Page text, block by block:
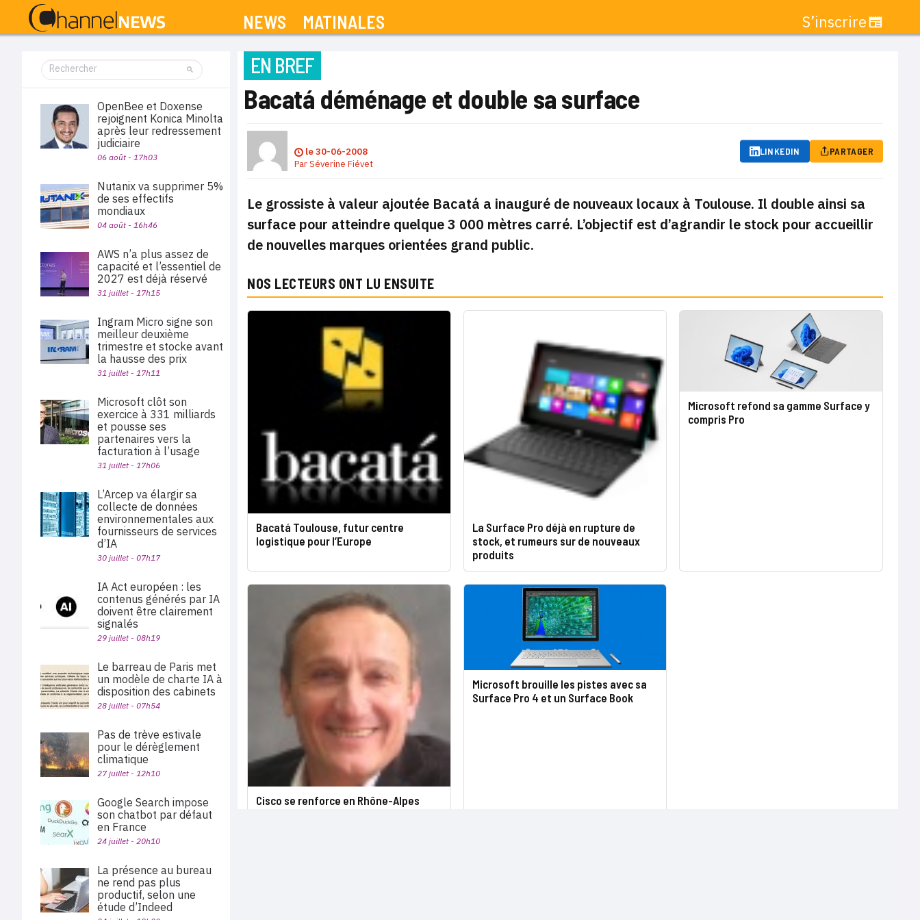
NEWS MATINALES S’inscrire
EN BREF
Bacatá déménage et double sa surface
le30-06-2008
ParSéverine Fiévet
LINKEDIN PARTAGER
Le grossiste à valeur ajoutée Bacatá a inauguré de nouveaux locaux à Toulouse. Il double ainsi sa
surface pour atteindre quelque 3 000 mètres carré. L’objectif est d’agrandir le stock pour accueillir
de nouvelles marques orientées grand public.
NOS LECTEURS ONT LU ENSUITE
Bacatá Toulouse, futur centre
logistique pour l’Europe
La Surface Pro déjà en rupture de
stock, et rumeurs sur de nouveaux
produits
Microsoft refond sa gamme Surface y
compris Pro
Cisco se renforce en Rhône-Alpes
Microsoft brouille les pistes avec sa
Surface Pro 4 et un Surface Book
OpenBee et Doxense
rejoignent Konica Minolta
après leur redressement
judiciaire
06 août - 17h03
Nutanix va supprimer 5%
de ses effectifs
mondiaux
04 août - 16h46
AWS n’a plus assez de
capacité et l’essentiel de
2027 est déjà réservé
31 juillet - 17h15
Ingram Micro signe son
meilleur deuxième
trimestre et stocke avant
la hausse des prix
31 juillet - 17h11
Microsoft clôt son
exercice à 331 milliards
et pousse ses
partenaires vers la
facturation à l’usage
31 juillet - 17h06
L’Arcep va élargir sa
collecte de données
environnementales aux
fournisseurs de services
d’IA
30 juillet - 07h17
IA Act européen : les
contenus générés par IA
doivent être clairement
signalés
29 juillet - 08h19
Le barreau de Paris met
un modèle de charte IA à
disposition des cabinets
28 juillet - 07h54
Pas de trève estivale
pour le dérèglement
climatique
27 juillet - 12h10
Google Search impose
son chatbot par défaut
en France
24 juillet - 20h10
La présence au bureau
ne rend pas plus
productif, selon une
étude d’Indeed